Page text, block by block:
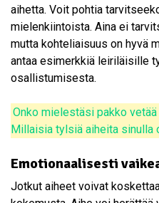
aihetta. Voit pohtia
mielenkiintoista. Aina ei
mutta kohteliaisuus on hyvä
antaa esimerkkiä leiriläisille
osallistumisesta.
Onko mielestäsi pakko
Millaisia tylsiä aiheita sinulla
Emotionaalisesti
Jotkut aiheet voivat